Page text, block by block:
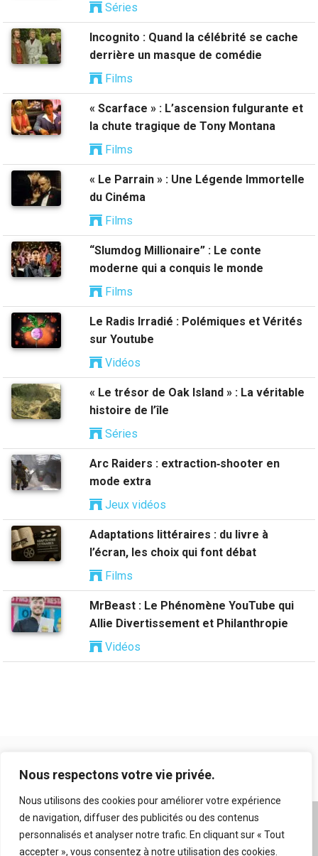
Nous respectons votre vie privée.
Nous utilisons des cookies pour améliorer votre expérience
de navigation, diffuser des publicités ou des contenus
personnalisés et analyser notre trafic. En cliquant sur « Tout
accepter », vous consentez à notre utilisation des cookies.
Séries
Incognito : Quand la célébrité se cache
derrière un masque de comédie
Films
« Scarface » : L’ascension fulgurante et
la chute tragique de Tony Montana
Films
« Le Parrain » : Une Légende Immortelle
du Cinéma
Films
“Slumdog Millionaire” : Le conte
moderne qui a conquis le monde
Films
Le Radis Irradié : Polémiques et Vérités
sur Youtube
Vidéos
« Le trésor de Oak Island » : La véritable
histoire de l’île
Séries
Arc Raiders : extraction‑shooter en
mode extra
Jeux vidéos
Adaptations littéraires : du livre à
l’écran, les choix qui font débat
Films
MrBeast : Le Phénomène YouTube qui
Allie Divertissement et Philanthropie
Vidéos
A propos|Mentions légales|Conditions générales
d’utilisation|Flux RSS| Nos auteurs|Archives|